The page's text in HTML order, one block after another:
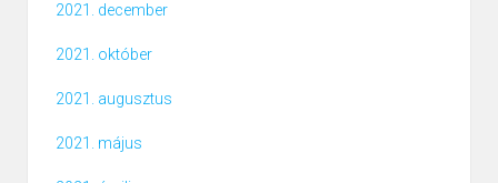
2021. december
2021. október
2021. augusztus
2021. május